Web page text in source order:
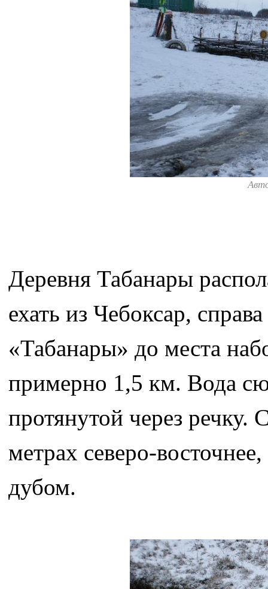
Деревня Табанары
ехать из Чебоксар,
«Табанары» до места
примерно 1,5 км. Вода
протянутой через речку.
метрах северо-
дубом.